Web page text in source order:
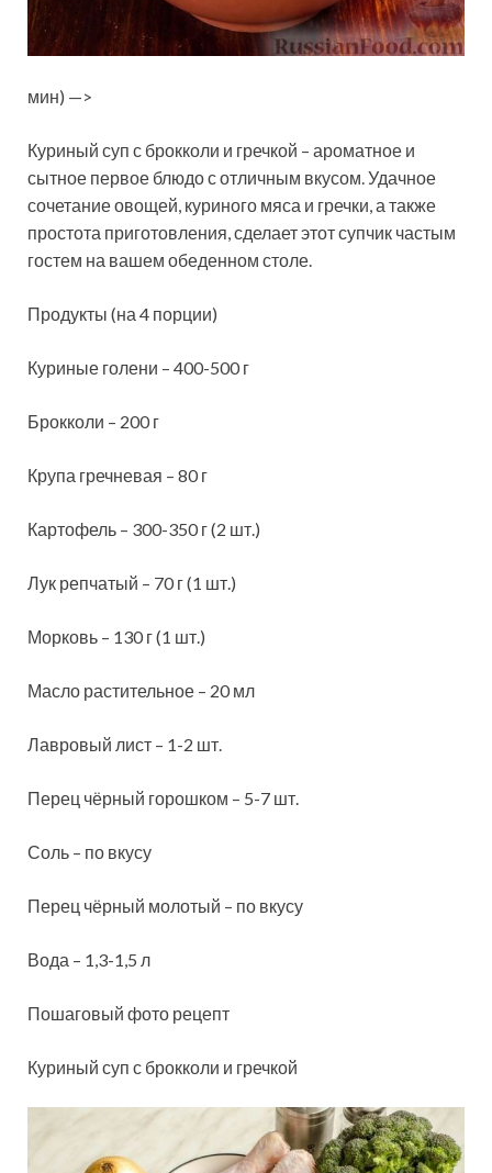
мин) —>
Куриный суп с брокколи и гречкой – ароматное и
сытное первое блюдо с отличным вкусом. Удачное
сочетание овощей, куриного мяса и гречки, а также
простота приготовления, сделает этот супчик частым
гостем на вашем обеденном столе.
Продукты (на 4 порции)
Куриные голени – 400-500 г
Брокколи – 200 г
Крупа гречневая – 80 г
Картофель – 300-350 г (2 шт.)
Лук репчатый – 70 г (1 шт.)
Морковь – 130 г (1 шт.)
Масло растительное – 20 мл
Лавровый лист – 1-2 шт.
Перец чёрный горошком – 5-7 шт.
Соль – по вкусу
Перец чёрный молотый – по вкусу
Вода – 1,3-1,5 л
Пошаговый фото рецепт
Куриный суп с брокколи и гречкой